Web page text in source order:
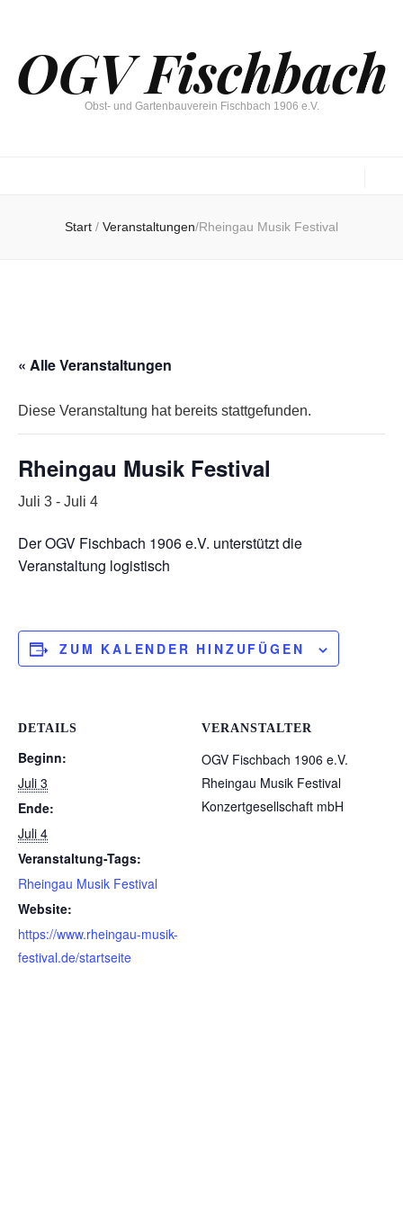
OGV Fischbach
Obst- und Gartenbauverein Fischbach 1906 e.V.
Start / Veranstaltungen/Rheingau Musik Festival
« Alle Veranstaltungen
Diese Veranstaltung hat bereits stattgefunden.
Rheingau Musik Festival
Juli 3 - Juli 4
Der OGV Fischbach 1906 e.V. unterstützt die
Veranstaltung logistisch
ZUM KALENDER HINZUFÜGEN
DETAILS
Beginn:
Juli 3
Ende:
Juli 4
Veranstaltung-Tags:
Rheingau Musik Festival
Website:
https://www.rheingau-musik-
festival.de/startseite
VERANSTALTER
OGV Fischbach 1906 e.V.
Rheingau Musik Festival
Konzertgesellschaft mbH